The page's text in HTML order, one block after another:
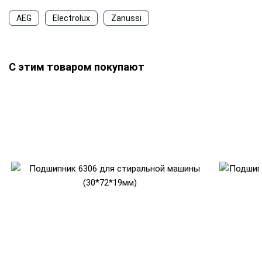
AEG Electrolux Zanussi
С этим товаром покупают